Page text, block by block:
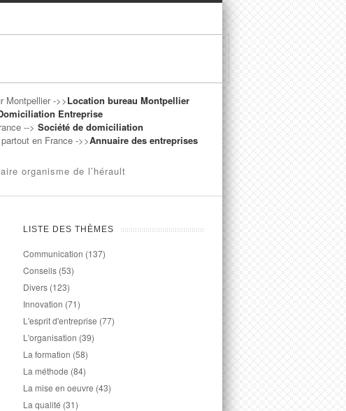
Montpellier ->>Location bureau Montpellier
Entreprise
--> Société de domiciliation
en France ->>Annuaire des entreprises
organisme de l’hérault
LISTE DES THÈMES
Communication (137)
Conseils (53)
Divers (123)
Innovation (71)
L'esprit d'entreprise (77)
L'organisation (39)
La formation (58)
La méthode (84)
La mise en oeuvre (43)
La qualité (31)